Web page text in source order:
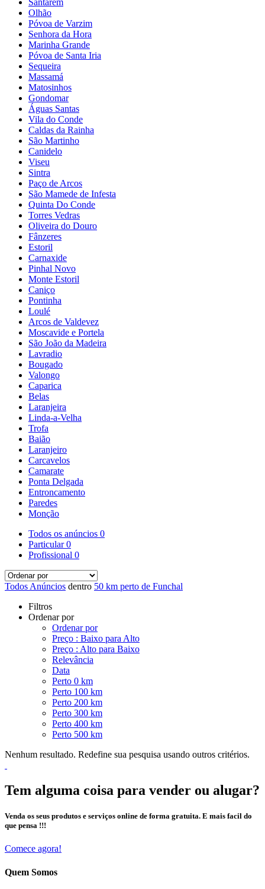
Santarém
Olhão
Póvoa de Varzim
Senhora da Hora
Marinha Grande
Póvoa de Santa Iria
Sequeira
Massamá
Matosinhos
Gondomar
Águas Santas
Vila do Conde
Caldas da Rainha
São Martinho
Canidelo
Viseu
Sintra
Paço de Arcos
São Mamede de Infesta
Quinta Do Conde
Torres Vedras
Oliveira do Douro
Fânzeres
Estoril
Carnaxide
Pinhal Novo
Monte Estoril
Caniço
Pontinha
Loulé
Arcos de Valdevez
Moscavide e Portela
São João da Madeira
Lavradio
Bougado
Valongo
Caparica
Belas
Laranjeira
Linda-a-Velha
Trofa
Baião
Laranjeiro
Carcavelos
Camarate
Ponta Delgada
Entroncamento
Paredes
Monção
Todos os anúncios 0
Particular0
Profissional 0
Todos Anúncios dentro 50 km perto de Funchal
Filtros
Ordenar por
Ordenar por
Preço : Baixo para Alto
Preço : Alto para Baixo
Relevância
Data
Perto 0 km
Perto 100 km
Perto 200 km
Perto 300 km
Perto 400 km
Perto 500 km
Nenhum resultado. Redefine sua pesquisa usando outros critérios.
Tem alguma coisa para vender ou alugar?
Venda os seus produtos e serviços online de forma gratuita. E mais facil do
que pensa !!!
Comece agora!
Quem Somos